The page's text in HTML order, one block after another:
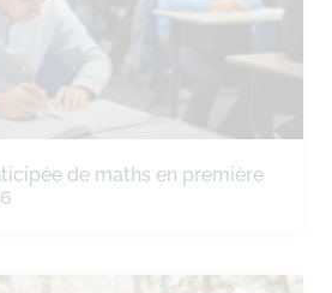
de maths en première